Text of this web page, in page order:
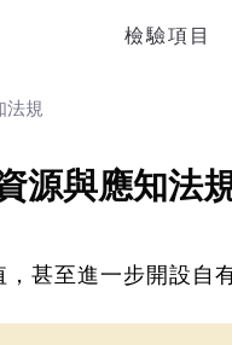
檢驗項目
法規
源與應知法
甚至進一步開設自